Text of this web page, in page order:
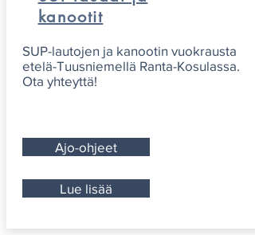
kanootit
SUP-lautojen ja kanootin vuokrausta
etelä-Tuusniemellä Ranta-Kosulassa.
Ota yhteyttä!
Ajo-ohjeet
Lue lisää